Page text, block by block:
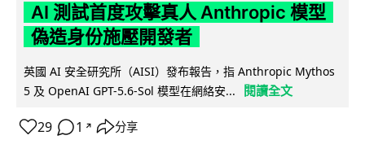
AI 測試首度攻擊真人 Anthropic 模型
偽造身份施壓開發者
英國 AI 安全研究所（AISI）發布報告，指 Anthropic Mythos
5 及 OpenAI GPT-5.6-Sol 模型在網絡安...
閱讀全文
29 1 ↗ 分享